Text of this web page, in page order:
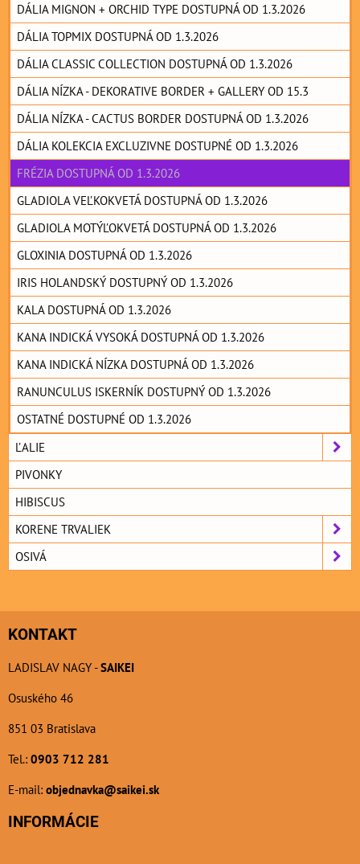
DÁLIA MIGNON + ORCHID TYPE DOSTUPNÁ OD 1.3.2026
DÁLIA TOPMIX DOSTUPNÁ OD 1.3.2026
DÁLIA CLASSIC COLLECTION DOSTUPNÁ OD 1.3.2026
DÁLIA NÍZKA - DEKORATIVE BORDER + GALLERY OD 15.3
DÁLIA NÍZKA - CACTUS BORDER DOSTUPNÁ OD 1.3.2026
DÁLIA KOLEKCIA EXCLUZIVNE DOSTUPNÉ OD 1.3.2026
FRÉZIA DOSTUPNÁ OD 1.3.2026
GLADIOLA VEĽKOKVETÁ DOSTUPNÁ OD 1.3.2026
GLADIOLA MOTÝĽOKVETÁ DOSTUPNÁ OD 1.3.2026
GLOXINIA DOSTUPNÁ OD 1.3.2026
IRIS HOLANDSKÝ DOSTUPNÝ OD 1.3.2026
KALA DOSTUPNÁ OD 1.3.2026
KANA INDICKÁ VYSOKÁ DOSTUPNÁ OD 1.3.2026
KANA INDICKÁ NÍZKA DOSTUPNÁ OD 1.3.2026
RANUNCULUS ISKERNÍK DOSTUPNÝ OD 1.3.2026
OSTATNÉ DOSTUPNÉ OD 1.3.2026
ĽALIE
PIVONKY
HIBISCUS
KORENE TRVALIEK
OSIVÁ
KONTAKT
LADISLAV NAGY -SAIKEI
Osuského 46
851 03 Bratislava
Tel.: 0903 712 281
E-mail: objednavka@saikei.sk
INFORMÁCIE